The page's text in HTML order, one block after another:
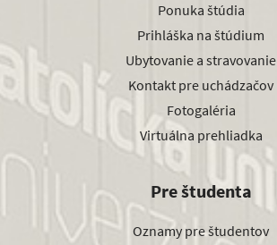
Ponuka štúdia
Prihláška na štúdium
Ubytovanie a stravovanie
Kontakt pre uchádzačov
Fotogaléria
Virtuálna prehliadka
Pre študenta
Oznamy pre študentov